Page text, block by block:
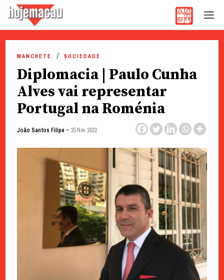
content
MANCHETE SOCIEDADE
Diplomacia | Paulo Cunha
Alves vai representar
Portugal na Roménia
João Santos Filipe - 15 Nov 2022